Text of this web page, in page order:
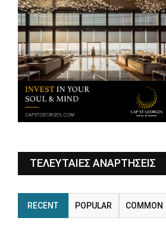
ΤΕΛΕΥΤΑΙΕΣ ΑΝΑΡΤΗΣΕΙΣ
RECENT POPULAR COMMON